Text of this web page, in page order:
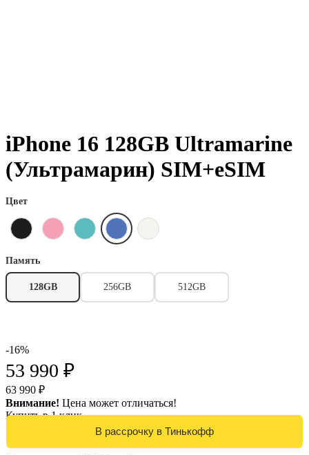
iPhone 16 128GB Ultramarine
(Ультрамарин) SIM+eSIM
Цвет
Память
128GB 256GB 512GB
-16%
53 990 ₽
63 990 ₽
Внимание! Цена может отличаться!
Купить в 1 клик